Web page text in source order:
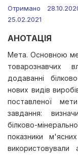
Отримано
25.02.2021
АНОТАЦІЯ
Мета. Основною
товарознавчих
додаванні
нових видів
поставленої
завдання:
білково-
показники
використовували